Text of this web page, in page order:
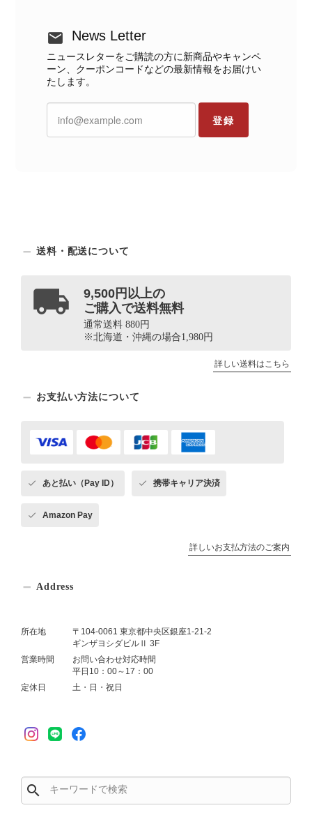
News Letter
ニュースレターをご購読の方に新商品やキャンペ
ーン、クーポンコードなどの最新情報をお届けい
たします。
登録
送料・配送について
9,500円以上の
ご購入で送料無料
通常送料 880円
※北海道・沖縄の場合1,980円
詳しい送料はこちら
お支払い方法について
あと払い（Pay ID） 携帯キャリア決済
Amazon Pay
詳しいお支払方法のご案内
Address
所在地
〒104-0061 東京都中央区銀座1-21-2
ギンザヨシダビルⅡ 3F
営業時間
お問い合わせ対応時間
平日10：00～17：00
定休日
土・日・祝日
search